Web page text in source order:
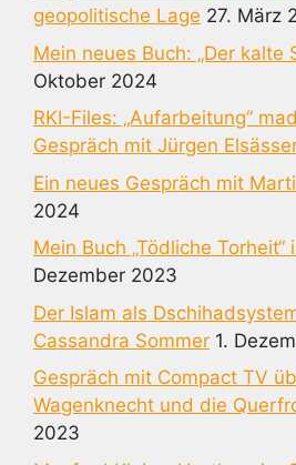
geopolitische Lage 27. März
Mein neues Buch: „Der kalte
Oktober 2024
RKI-Files: „Aufarbeitung“
Gespräch mit Jürgen
Ein neues Gespräch mit
2024
Mein Buch „Tödliche
Dezember 2023
Der Islam als
Cassandra Sommer 1.
Gespräch mit Compact TV
Wagenknecht und die
2023